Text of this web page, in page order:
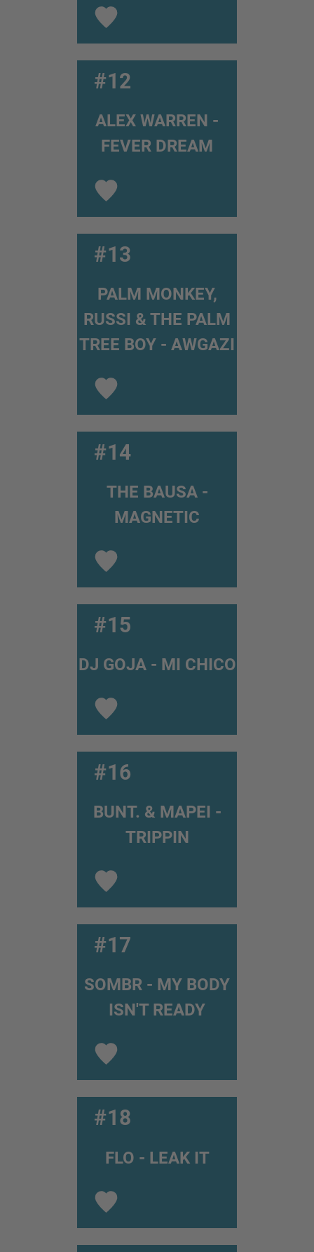
#12
ALEX WARREN -
FEVER DREAM
#13
PALM MONKEY,
RUSSI & THE PALM
TREE BOY - AWGAZI
#14
THE BAUSA -
MAGNETIC
#15
DJ GOJA - MI CHICO
#16
BUNT. & MAPEI -
TRIPPIN
#17
SOMBR - MY BODY
ISN'T READY
#18
FLO - LEAK IT